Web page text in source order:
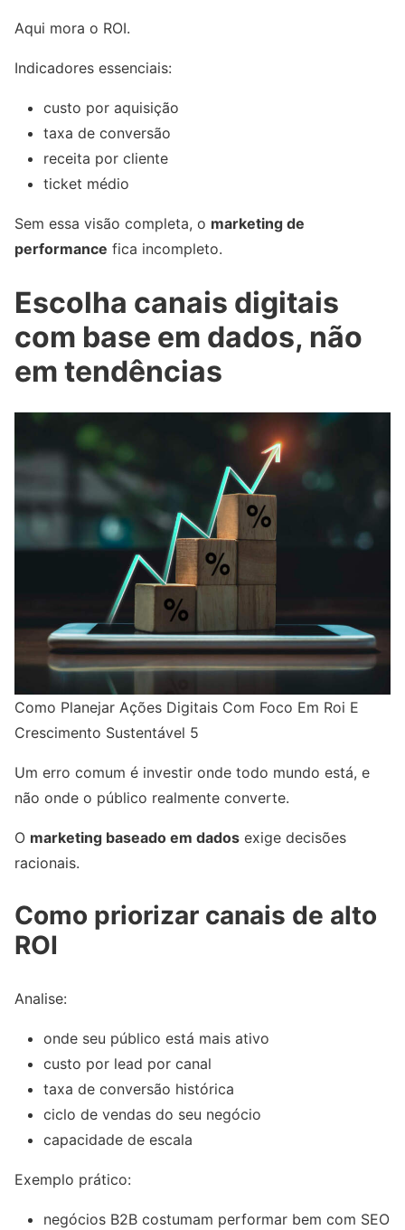
Aqui mora o ROI.
Indicadores essenciais:
custo por aquisição
taxa de conversão
receita por cliente
ticket médio
Sem essa visão completa, o marketing de
performance fica incompleto.
Escolha canais digitais
com base em dados, não
em tendências
Como Planejar Ações Digitais Com Foco Em Roi E
Crescimento Sustentável 5
Um erro comum é investir onde todo mundo está, e
não onde o público realmente converte.
O marketing baseado em dados exige decisões
racionais.
Como priorizar canais de alto
ROI
Analise:
onde seu público está mais ativo
custo por lead por canal
taxa de conversão histórica
ciclo de vendas do seu negócio
capacidade de escala
Exemplo prático:
negócios B2B costumam performar bem com SEO